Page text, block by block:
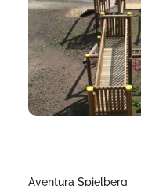
Aventura Spielberg